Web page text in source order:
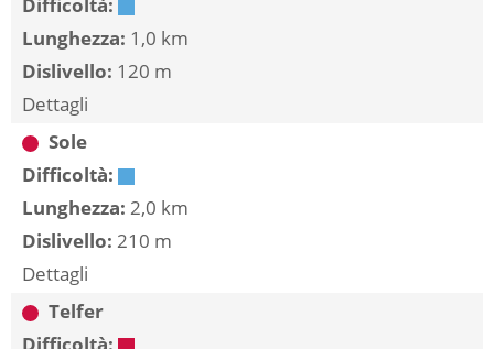
Difficoltà:
Lunghezza: 1,0 km
Dislivello: 120 m
Dettagli
Sole
Difficoltà:
Lunghezza: 2,0 km
Dislivello: 210 m
Dettagli
Telfer